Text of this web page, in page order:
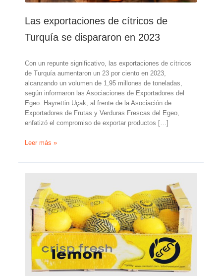
Las exportaciones de cítricos de
Turquía se dispararon en 2023
Con un repunte significativo, las exportaciones de cítricos
de Turquía aumentaron un 23 por ciento en 2023,
alcanzando un volumen de 1,95 millones de toneladas,
según informaron las Asociaciones de Exportadores del
Egeo. Hayrettin Uçak, al frente de la Asociación de
Exportadores de Frutas y Verduras Frescas del Egeo,
enfatizó el compromiso de exportar productos […]
Las
de
Turquía
dispararon
en
2023
Leer más »